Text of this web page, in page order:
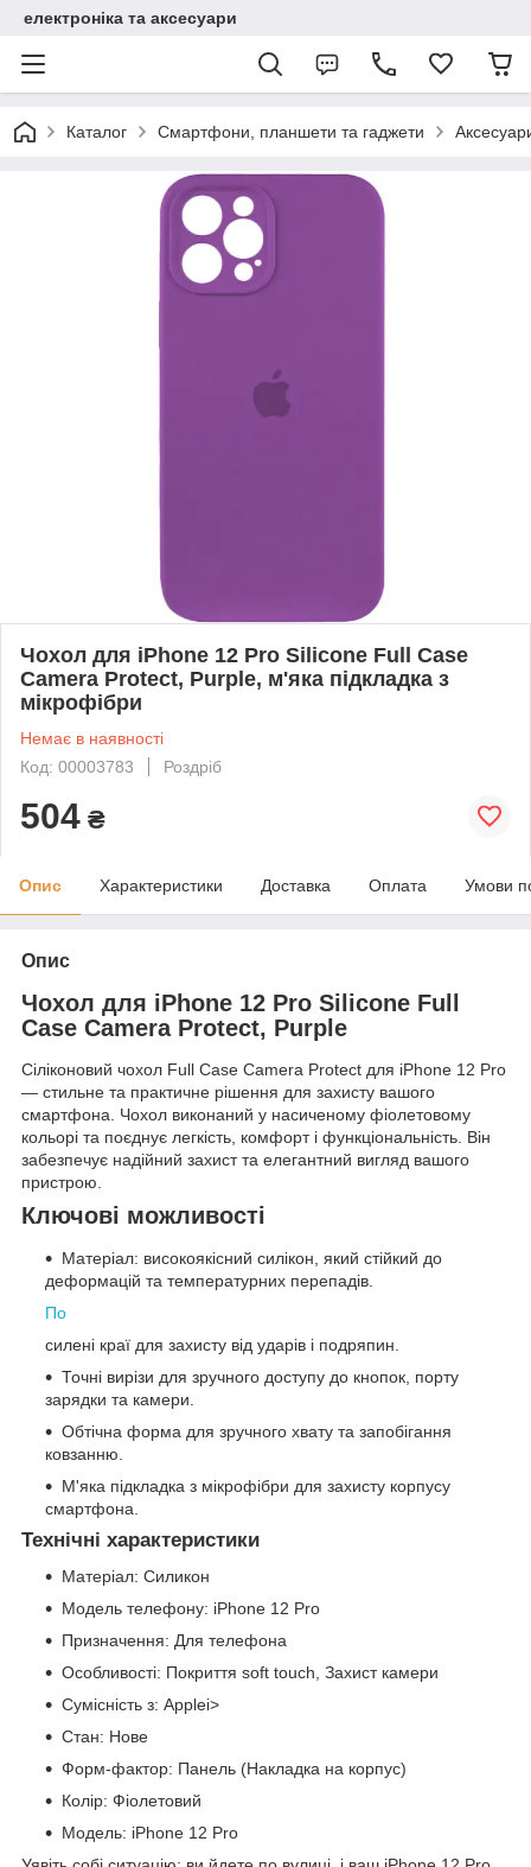
електроніка та аксесуари
Каталог Смартфони, планшети та гаджети
Чохол для iPhone 12 Pro Silicone Full Case
Camera Protect, Purple, м'яка підкладка з
мікрофібри
Немає в наявності
Код: 00003783
Роздріб
504 ₴
Опис Характеристики Доставка Оплата Умови
Опис
Чохол для iPhone 12 Pro Silicone Full
Case Camera Protect, Purple
Сіліконовий чохол Full Case Camera Protect для iPhone 12 Pro
— стильне та практичне рішення для захисту вашого
смартфона. Чохол виконаний у насиченому фіолетовому
кольорі та поєднує легкість, комфорт і функціональність. Він
забезпечує надійний захист та елегантний вигляд вашого
пристрою.
Ключові можливості
Матеріал: високоякісний силікон, який стійкий до
деформацій та температурних перепадів.
По
силені краї для захисту від ударів і подряпин.
Точні вирізи для зручного доступу до кнопок, порту
зарядки та камери.
Обтічна форма для зручного хвату та запобігання
ковзанню.
М'яка підкладка з мікрофібри для захисту корпусу
смартфона.
Технічні характеристики
Матеріал: Силикон
Модель телефону: iPhone 12 Pro
Призначення: Для телефона
Особливості: Покриття soft touch, Захист камери
Сумісність з: Applei>
Стан: Нове
Форм-фактор: Панель (Накладка на корпус)
Колір: Фіолетовий
Модель: iPhone 12 Pro